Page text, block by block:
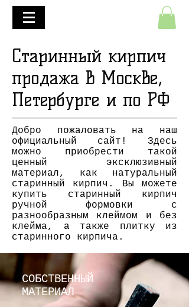
Старинный кирпич
продажа в Москве,
Петербурге и по РФ
Добро пожаловать на наш
официальный сайт! Здесь
можно приобрести такой
ценный эксклюзивный
материал, как натуральный
старинный кирпич. Вы можете
купить старинный кирпич
ручной формовки с
разнообразным клеймом и без
клейма, а также плитку из
старинного кирпича .
СОБСТВЕННЫЙ
МАТЕРИАЛ